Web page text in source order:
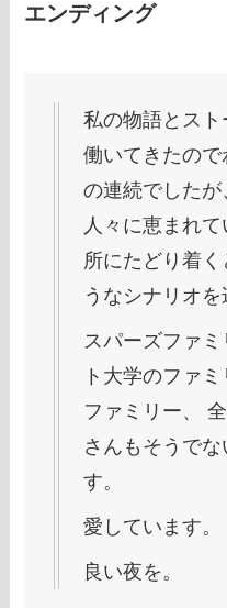
エンディング
私の物語とス
働いてきたので
の連続でした
人々に恵まれ
所にたどり着
うなシナリオを
スパーズファ
ト大学のファ
ファミリー、
さんもそうで
す。
愛しています。
良い夜を。